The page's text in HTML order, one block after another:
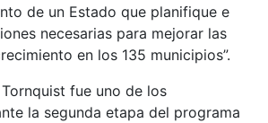
de un Estado que planifique e
necesarias para mejorar las
en los 135 municipios”.
fue uno de los
la segunda etapa del programa